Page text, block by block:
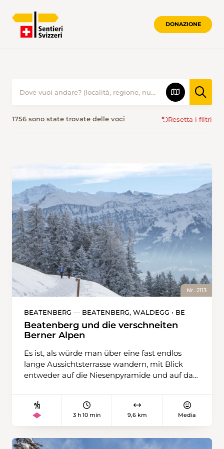
DONAZIONE
1756 sono state trovate delle voci Resetta i filtri
Nr. 2113
BEATENBERG — BEATENBERG, WALDEGG • BE
Beatenberg und die verschneiten
Berner Alpen
Es ist, als würde man über eine fast endlos
lange Aussichtsterrasse wandern, mit Blick
entweder auf die Niesenpyramide und auf das
man sieht, und den dazwischen ebenso
schönen Bergen: Sulegg, Lobhörner,
Dieser zehn Kilometer lange
3 h 10 min 9,6 km Media